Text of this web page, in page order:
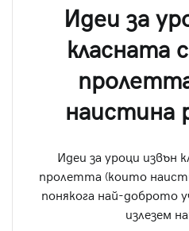
Идеи за
класната
наистина
Идеи за уроци извън
пролетта (които
понякога най-доброто
излезем